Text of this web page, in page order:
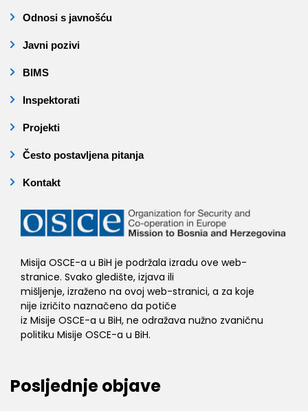
Odnosi s javnošću
Javni pozivi
BIMS
Inspektorati
Projekti
Često postavljena pitanja
Kontakt
Misija OSCE-a u BiH je podržala izradu ove web-
stranice. Svako gledište, izjava ili
mišljenje, izraženo na ovoj web-stranici, a za koje
nije izričito naznačeno da potiče
iz Misije OSCE-a u BiH, ne odražava nužno zvaničnu
politiku Misije OSCE-a u BiH.
Posljednje objave